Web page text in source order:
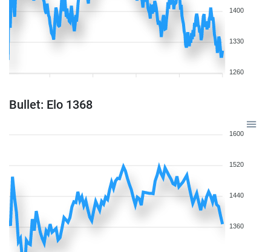
1400
1330
1260
Bullet: Elo 1368
1600
1520
1440
1360